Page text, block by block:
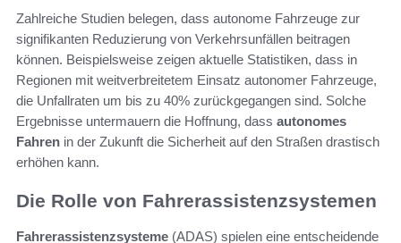
Zahlreiche Studien belegen, dass autonome Fahrzeuge zur
signifikanten Reduzierung von Verkehrsunfällen beitragen
können. Beispielsweise zeigen aktuelle Statistiken, dass in
Regionen mit weitverbreitetem Einsatz autonomer Fahrzeuge,
die Unfallraten um bis zu 40% zurückgegangen sind. Solche
Ergebnisse untermauern die Hoffnung, dass autonomes
Fahren in der Zukunft die Sicherheit auf den Straßen drastisch
erhöhen kann.
Die Rolle von Fahrerassistenzsystemen
Fahrerassistenzsysteme (ADAS) spielen eine entscheidende